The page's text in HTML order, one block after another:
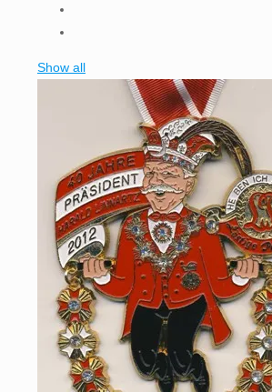
Show all